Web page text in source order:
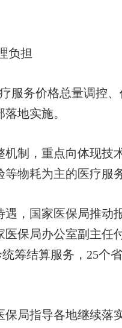
负担
务价格总量调控、
地实施。
，重点向体现技术
物耗为主的医疗服
，国家医保局推动
保局办公室副主任
筹结算服务，25个
局指导各地继续落